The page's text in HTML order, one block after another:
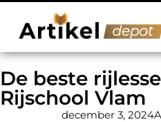
De beste
Rijschool Vlam
december 3, 2024